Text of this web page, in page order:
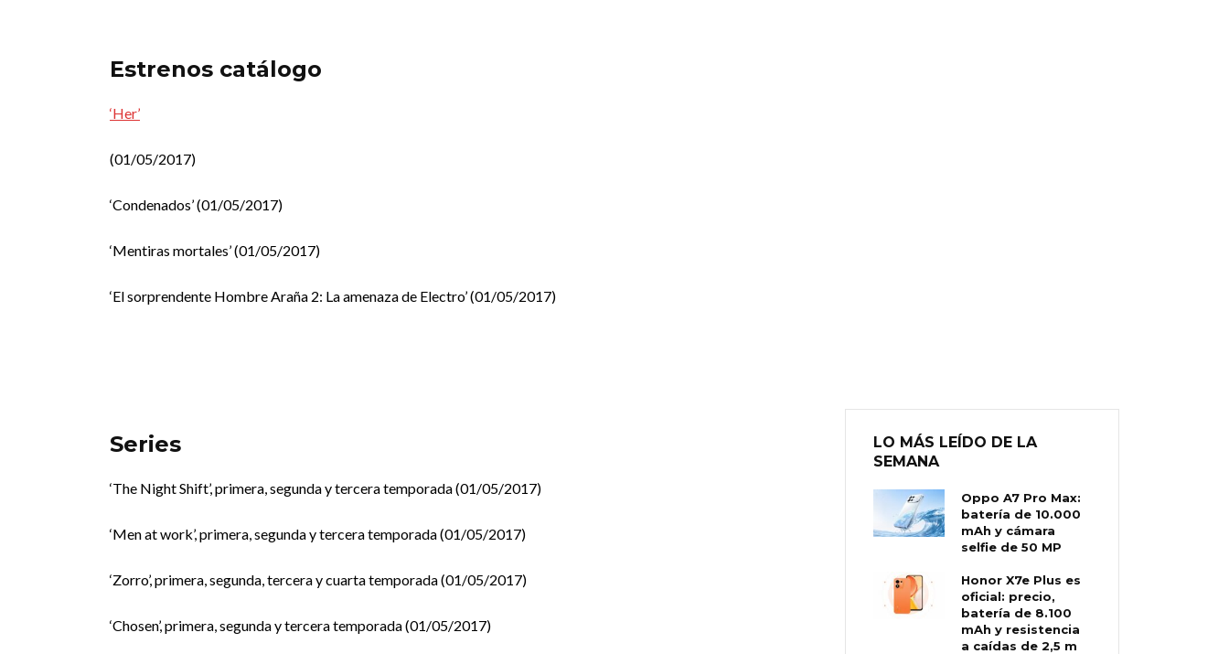
Estrenos catálogo
‘Her’
(01/05/2017)
‘Condenados’ (01/05/2017)
‘Mentiras mortales’ (01/05/2017)
‘El sorprendente Hombre Araña 2: La amenaza de Electro’ (01/05/2017)
Series
‘The Night Shift’, primera, segunda y tercera temporada (01/05/2017)
‘Men at work’, primera, segunda y tercera temporada (01/05/2017)
‘Zorro’, primera, segunda, tercera y cuarta temporada (01/05/2017)
‘Chosen’, primera, segunda y tercera temporada (01/05/2017)
LO MÁS LEÍDO DE LA
SEMANA
Oppo A7 Pro Max:
batería de 10.000
mAh y cámara
selfie de 50 MP
Honor X7e Plus es
oficial: precio,
batería de 8.100
mAh y resistencia
a caídas de 2,5 m